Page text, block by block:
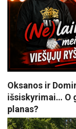
Oksanos ir
išsiskyrimai… O
planas?